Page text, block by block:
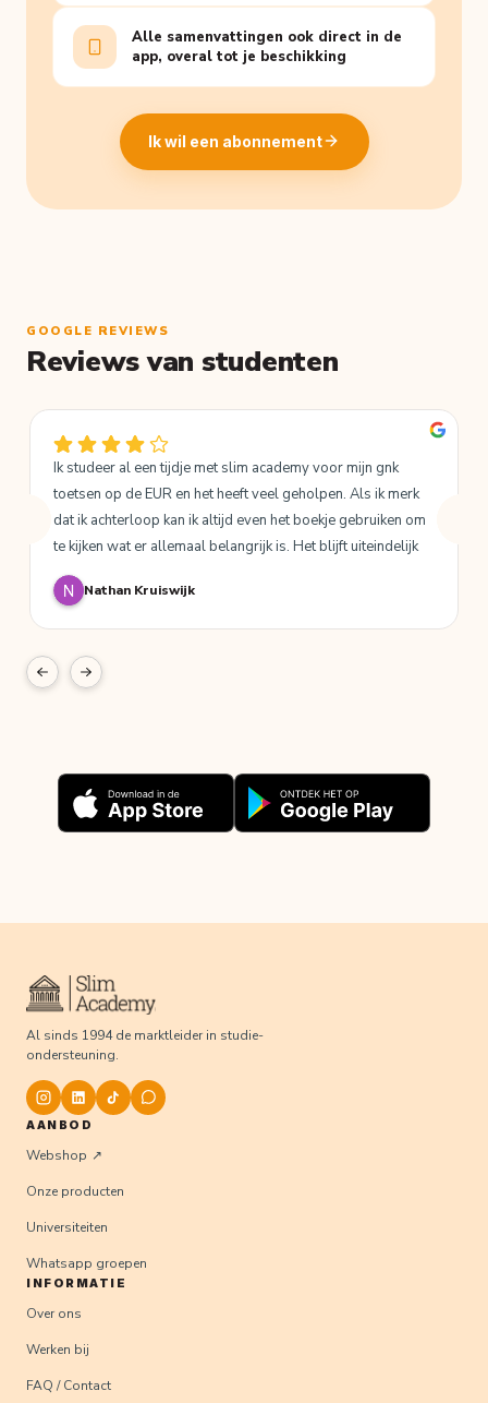
Alle samenvattingen ook direct in de
app, overal tot je beschikking
Ik wil een abonnement
GOOGLE REVIEWS
Reviews van studenten
Nathan Kruiswijk
Ik studeer al een tijdje met slim academy voor mijn gnk
toetsen op de EUR en het heeft veel geholpen. Als ik merk
dat ik achterloop kan ik altijd even het boekje gebruiken om
te kijken wat er allemaal belangrijk is. Het blijft uiteindelijk
wel een samenvatting dus je krijgt niet elke detail erop maar
al met al is het een goede aanvulling op de stof
Al sinds 1994 de marktleider in studie-
ondersteuning.
AANBOD
Webshop
Onze producten
Universiteiten
Whatsapp groepen
INFORMATIE
Over ons
Werken bij
FAQ / Contact